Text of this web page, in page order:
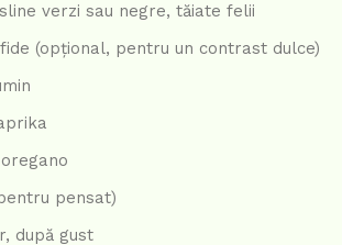
verzi sau negre, tăiate felii
(opțional, pentru un contrast dulce)
pensat)
după gust